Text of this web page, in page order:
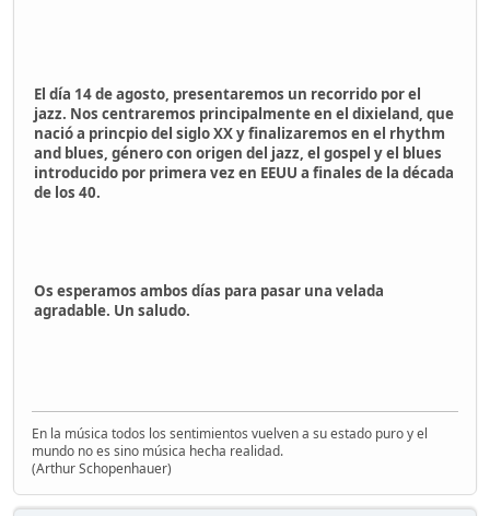
El día 14 de agosto, presentaremos un recorrido por el
jazz. Nos centraremos principalmente en el dixieland, que
nació a princpio del siglo XX y finalizaremos en el rhythm
and blues, género con origen del jazz, el gospel y el blues
introducido por primera vez en EEUU a finales de la década
de los 40.
Os esperamos ambos días para pasar una velada
agradable. Un saludo.
En la música todos los sentimientos vuelven a su estado puro y el
mundo no es sino música hecha realidad.
(Arthur Schopenhauer)